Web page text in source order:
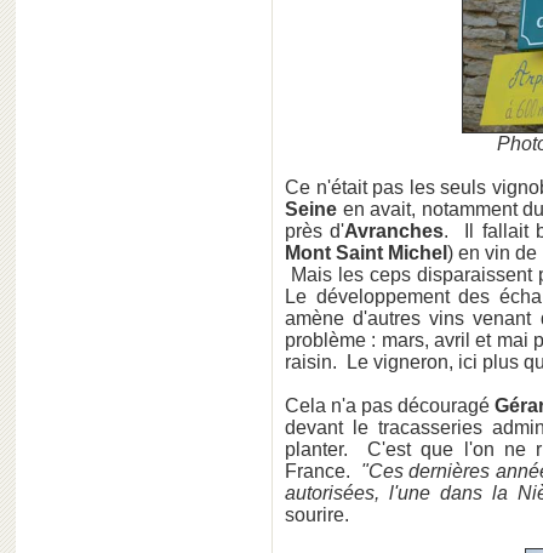
Ce n'était pas les seuls
Seine en avait, notamment
près d'Avranches. Il fallait
Mont Saint Michel ) en vin de
Mais les ceps
Le développement des
amène d'autres vins
problème : mars, avril et mai
raisin. Le vigneron, ici plus
Cela n'a pas découragé
devant le tracasseries
planter. C'est que l'on ne
France. "Ces dernières
autorisées, l'une dans la
sourire.